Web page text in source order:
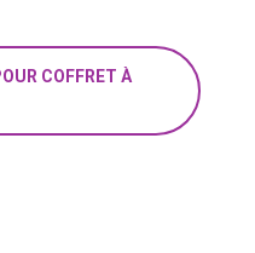
COFFRET À